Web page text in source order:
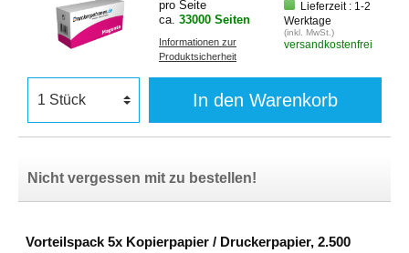
pro Seite
ca. 33000 Seiten
Informationen zur
Produktsicherheit
Lieferzeit : 1-2
Werktage
(inkl. MwSt.)
versandkostenfrei
In den Warenkorb
Nicht vergessen mit zu bestellen!
Vorteilspack 5x Kopierpapier / Druckerpapier, 2.500